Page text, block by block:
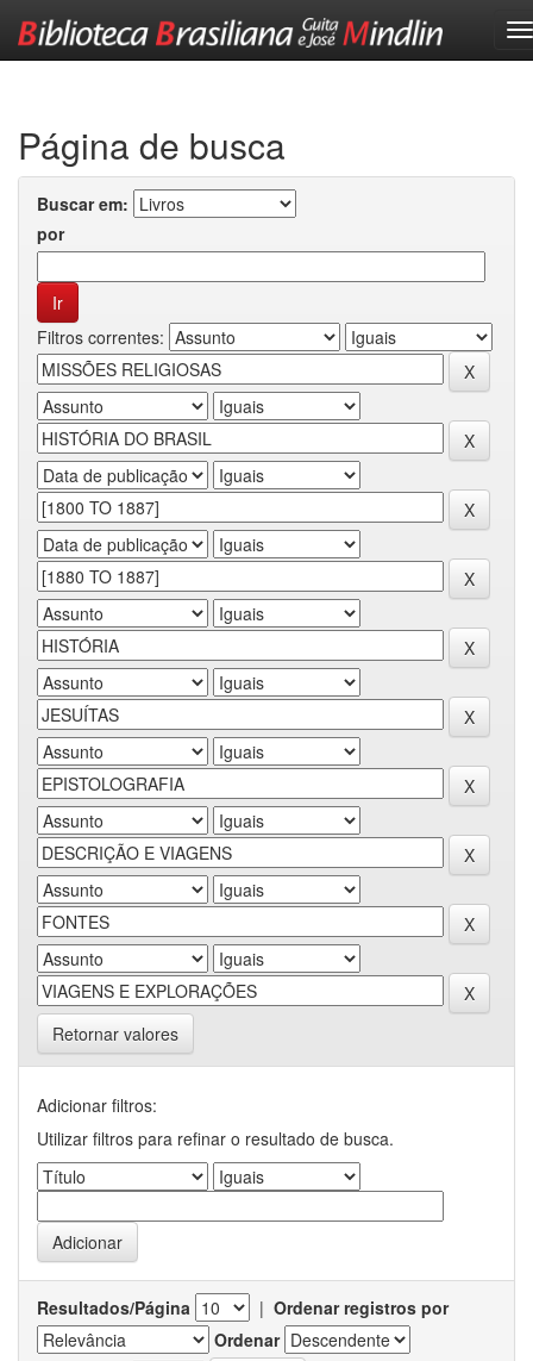
Página de busca
Buscar em:
por
Filtros correntes:
Retornar valores
Adicionar filtros:
Utilizar filtros para refinar o resultado de busca.
Resultados/Página | Ordenar registros por
Ordenar